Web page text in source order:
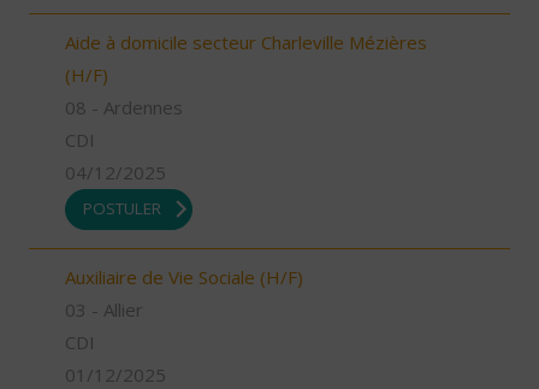
Aide à domicile secteur Charleville Mézières
(H/F)
08 - Ardennes
CDI
04/12/2025
POSTULER
Auxiliaire de Vie Sociale (H/F)
03 - Allier
CDI
01/12/2025